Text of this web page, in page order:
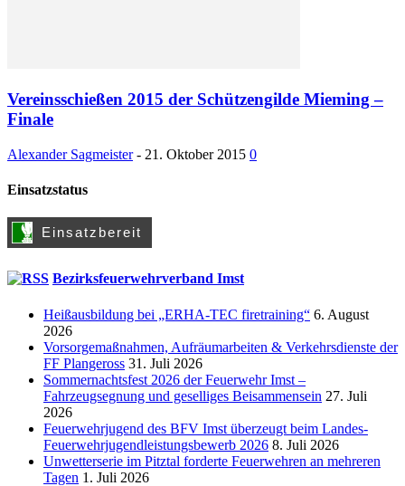
Vereinsschießen 2015 der Schützengilde Mieming –
Finale
Alexander Sagmeister - 21. Oktober 2015 0
Einsatzstatus
Bezirksfeuerwehrverband Imst
Heißausbildung bei „ERHA-TEC firetraining“ 6. August
2026
Vorsorgemaßnahmen, Aufräumarbeiten & Verkehrsdienste der
FF Plangeross 31. Juli 2026
Sommernachtsfest 2026 der Feuerwehr Imst –
Fahrzeugsegnung und geselliges Beisammensein 27. Juli
2026
Feuerwehrjugend des BFV Imst überzeugt beim Landes-
Feuerwehrjugendleistungsbewerb 2026 8. Juli 2026
Unwetterserie im Pitztal forderte Feuerwehren an mehreren
Tagen 1. Juli 2026